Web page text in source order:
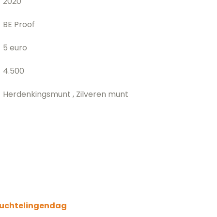
BE Proof
5 euro
4.500
Herdenkingsmunt , Zilveren munt